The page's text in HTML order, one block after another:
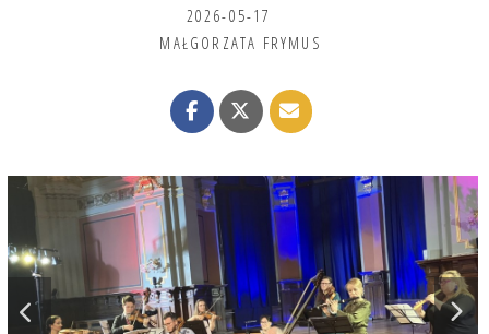
2026-05-17
MAŁGORZATA FRYMUS